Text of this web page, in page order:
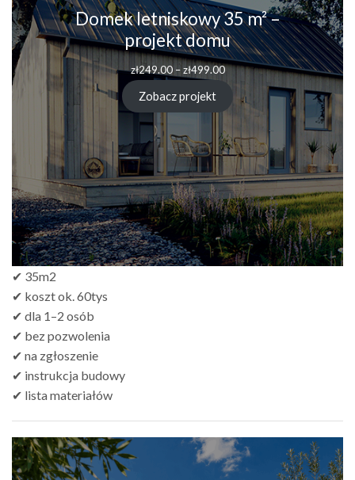
Domek letniskowy 35 m² –
projekt domu
zł249.00 – zł499.00
Zobacz projekt
✔ 35m2
✔ koszt ok. 60tys
✔ dla 1–2 osób
✔ bez pozwolenia
✔ na zgłoszenie
✔ instrukcja budowy
✔ lista materiałów